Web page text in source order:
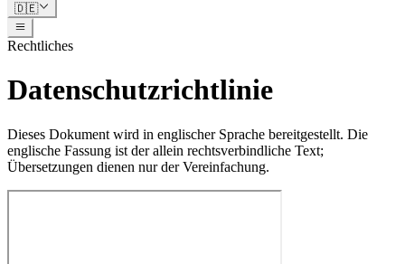
🇩🇪
Rechtliches
Datenschutzrichtlinie
Dieses Dokument wird in englischer Sprache bereitgestellt. Die
englische Fassung ist der allein rechtsverbindliche Text;
Übersetzungen dienen nur der Vereinfachung.